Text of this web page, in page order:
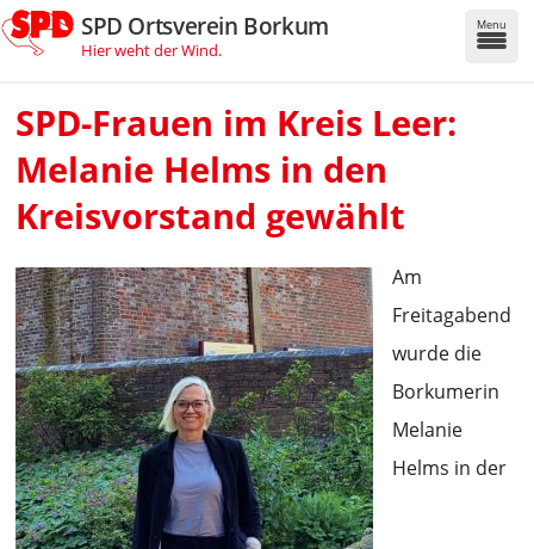
SPD Ortsverein Borkum
Hier weht der Wind.
SPD-Frauen im Kreis Leer:
Melanie Helms in den
Kreisvorstand gewählt
Am
Freitagabend
wurde die
Borkumerin
Melanie
Helms in der
Menu